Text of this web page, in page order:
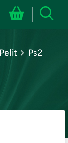
Pelit
Ps2